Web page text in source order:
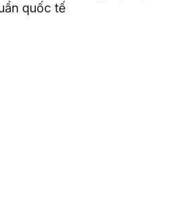
quốc tế